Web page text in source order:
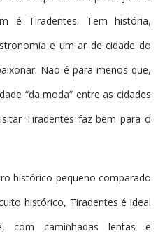
é Tiradentes. Tem história,
e um ar de cidade do
Não é para menos que,
“da moda” entre as cidades
Tiradentes faz bem para o
pequeno comparado
histórico, Tiradentes é ideal
com caminhadas lentas e